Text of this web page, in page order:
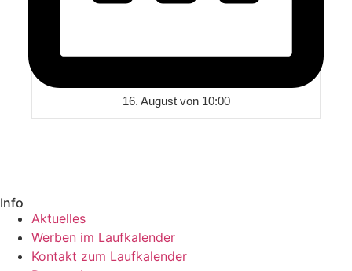
16. August von 10:00
Info
Aktuelles
Werben im Laufkalender
Kontakt zum Laufkalender